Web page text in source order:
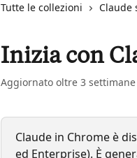
Tutte le collezioni Claude
Inizia con
Aggiornato oltre 3
Claude in Chrome è
ed Enterprise). È